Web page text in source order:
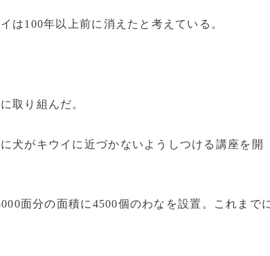
100年以上前に消えたと考えている。
取り組んだ。
犬がキウイに近づかないようしつける講座を開
面分の面積に4500個のわなを設置。これまで